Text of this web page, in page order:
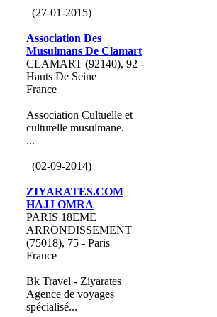
(27-01-2015)
Association Des
Musulmans De Clamart
CLAMART (92140), 92 -
Hauts De Seine
France
Association Cultuelle et
culturelle musulmane.
...
(02-09-2014)
ZIYARATES.COM
HAJJ OMRA
PARIS 18EME
ARRONDISSEMENT
(75018), 75 - Paris
France
Bk Travel - Ziyarates
Agence de voyages
spécialisé...